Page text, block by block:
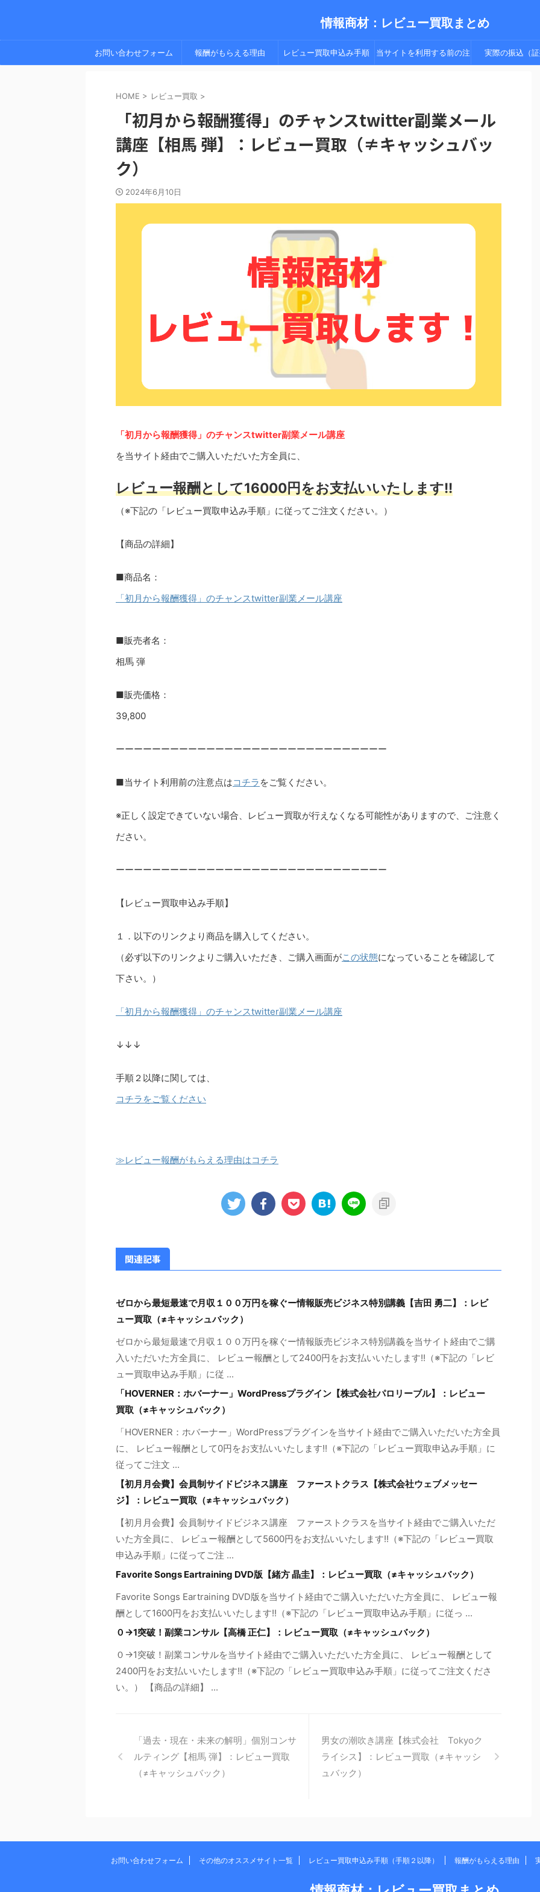
情報商材：レビュー買取まとめ
お問い合わせフォーム 報酬がもらえる理由 レビュー買取申込み手順 当サイトを利用する前の注 実際の振込（証
HOME > レビュー買取 >
「初月から報酬獲得」のチャンスtwitter副業メール
講座【相馬 弾】：レビュー買取（≠キャッシュバッ
ク）
2024年6月10日
「初月から報酬獲得」のチャンスtwitter副業メール講座
を当サイト経由でご購入いただいた方全員に、
レビュー報酬として16000円をお支払いいたします!!
（※下記の「レビュー買取申込み手順」に従ってご注文ください。）
【商品の詳細】
■商品名：
「初月から報酬獲得」のチャンスtwitter副業メール講座
■販売者名：
相馬 弾
■販売価格：
39,800
ーーーーーーーーーーーーーーーーーーーーーーーーーーーーーー
■当サイト利用前の注意点はコチラ をご覧ください。
※正しく設定できていない場合、レビュー買取が行えなくなる可能性がありますので、ご注意く
ださい。
ーーーーーーーーーーーーーーーーーーーーーーーーーーーーーー
【レビュー買取申込み手順】
１．以下のリンクより商品を購入してください。
（必ず以下のリンクよりご購入いただき、ご購入画面がこの状態になっていることを確認して
下さい。）
「初月から報酬獲得」のチャンスtwitter副業メール講座
↓↓↓
手順２以降に関しては、
コチラをご覧ください
≫レビュー報酬がもらえる理由はコチラ
関連記事
ゼロから最短最速で月収１００万円を稼ぐー情報販売ビジネス特別講義【吉田 勇二】：レビ
ュー買取（≠キャッシュバック）
ゼロから最短最速で月収１００万円を稼ぐー情報販売ビジネス特別講義を当サイト経由でご購
入いただいた方全員に、 レビュー報酬として2400円をお支払いいたします!!（※下記の「レビ
ュー買取申込み手順」に従 ...
「HOVERNER：ホバーナー」WordPressプラグイン【株式会社パロリーブル】：レビュー
買取（≠キャッシュバック）
「HOVERNER：ホバーナー」WordPressプラグインを当サイト経由でご購入いただいた方全員
に、 レビュー報酬として0円をお支払いいたします!!（※下記の「レビュー買取申込み手順」に
従ってご注文 ...
【初月月会費】会員制サイドビジネス講座 ファーストクラス【株式会社ウェブメッセー
ジ】：レビュー買取（≠キャッシュバック）
【初月月会費】会員制サイドビジネス講座 ファーストクラスを当サイト経由でご購入いただ
いた方全員に、 レビュー報酬として5600円をお支払いいたします!!（※下記の「レビュー買取
申込み手順」に従ってご注 ...
Favorite Songs Eartraining DVD版【緒方 晶圭】：レビュー買取（≠キャッシュバック）
Favorite Songs Eartraining DVD版を当サイト経由でご購入いただいた方全員に、 レビュー報
酬として1600円をお支払いいたします!!（※下記の「レビュー買取申込み手順」に従っ ...
０→1突破！副業コンサル【高橋 正仁】：レビュー買取（≠キャッシュバック）
０→1突破！副業コンサルを当サイト経由でご購入いただいた方全員に、 レビュー報酬として
2400円をお支払いいたします!!（※下記の「レビュー買取申込み手順」に従ってご注文くださ
い。） 【商品の詳細】 ...
「過去・現在・未来の解明」個別コンサ
ルティング【相馬 弾】：レビュー買取
（≠キャッシュバック）
男女の潮吹き講座【株式会社 Tokyoク
ライシス】：レビュー買取（≠キャッシ
ュバック）
お問い合わせフォーム その他のオススメサイト一覧 レビュー買取申込み手順（手順２以降） 報酬がもらえる理由